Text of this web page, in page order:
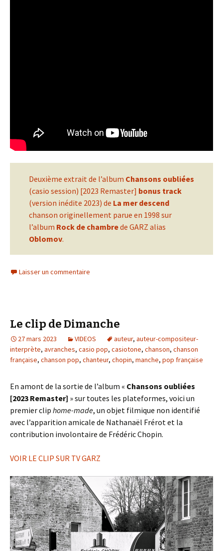
Deuxième extrait de l’album Chansons oubliées
(casio session) [2023 Remaster] bonus track
(version inédite 2023) de La mer descend
chanson originellement parue en 1998 sur
l’album Rock de chambrede GARZ alias
Oblomov.
Laisser un commentaire
Le clip de Dimanche
27 mars 2023 VIDEOS auteur, auteur-compositeur-
interprète, avranches, casio pop, casiotone, chanson, chanson
française, chanson pop, chanteur, chopin, manche, pop française
En amont de la sortie de l’album « Chansons oubliées
[2023 Remaster] » sur toutes les plateformes, voici un
premier clip home-made, un objet filmique non identifié
avec l’apparition amicale de Nathanaël Frérot et la
contribution involontaire de Frédéric Chopin.
VOIR LE CLIP SUR TV GARZ